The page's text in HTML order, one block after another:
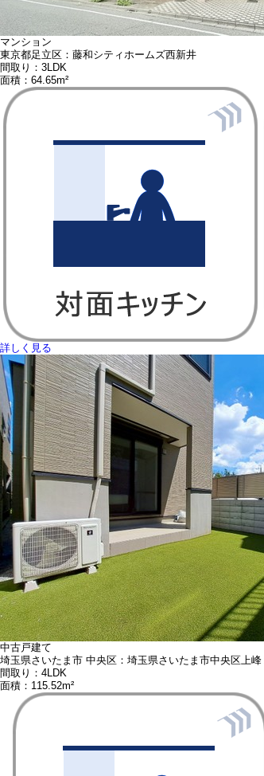
マンション
東京都足立区：藤和シティホームズ西新井
間取り：3LDK
面積：64.65m²
詳しく見る
中古戸建て
埼玉県さいたま市 中央区：埼玉県さいたま市中央区上峰
間取り：4LDK
面積：115.52m²